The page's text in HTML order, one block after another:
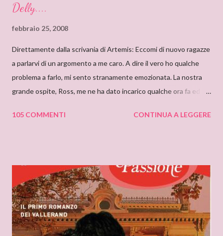
Delly....
febbraio 25, 2008
Direttamente dalla scrivania di Artemis: Eccomi di nuovo ragazze
a parlarvi di un argomento a me caro. A dire il vero ho qualche
problema a farlo, mi sento stranamente emozionata. La nostra
grande ospite, Ross, me ne ha dato incarico qualche ora fa ed io,
sensazione non saprei individuarlo, è una sensazione strana e
non erano solo favole per bambini. Quando andavo a trovare mia
zia mi soffermavo davanti ad una libreria che lei teneva nel
soggiorno e lì leggevo i titoli dei libri esposti cercando
l’ispirazione. Fu così che un giorno sfiorai con le dita la costina di
un Delly. Lo presi in prestito e iniziò così la mia conoscenza. Non
105 COMMENTI CONTINUA A LEGGERE